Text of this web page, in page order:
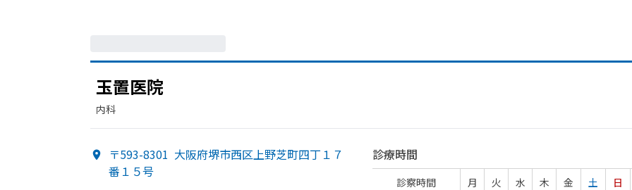
玉置医院
内科
〒593-8301 大阪府堺市西区上野芝町四丁１７
番１５号
診療時間
診察時間 月 火 水 木 金 土
日